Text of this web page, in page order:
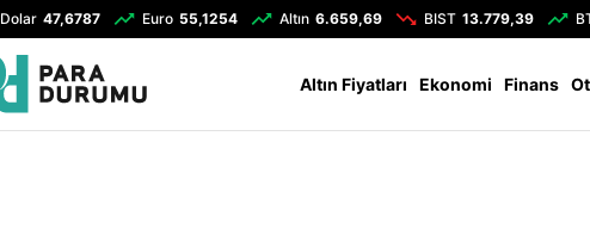
Dolar 47,6787 Euro 55,1254 Altın 6.659,69 BIST 13.779,39
Altın Fiyatları Ekonomi Finans